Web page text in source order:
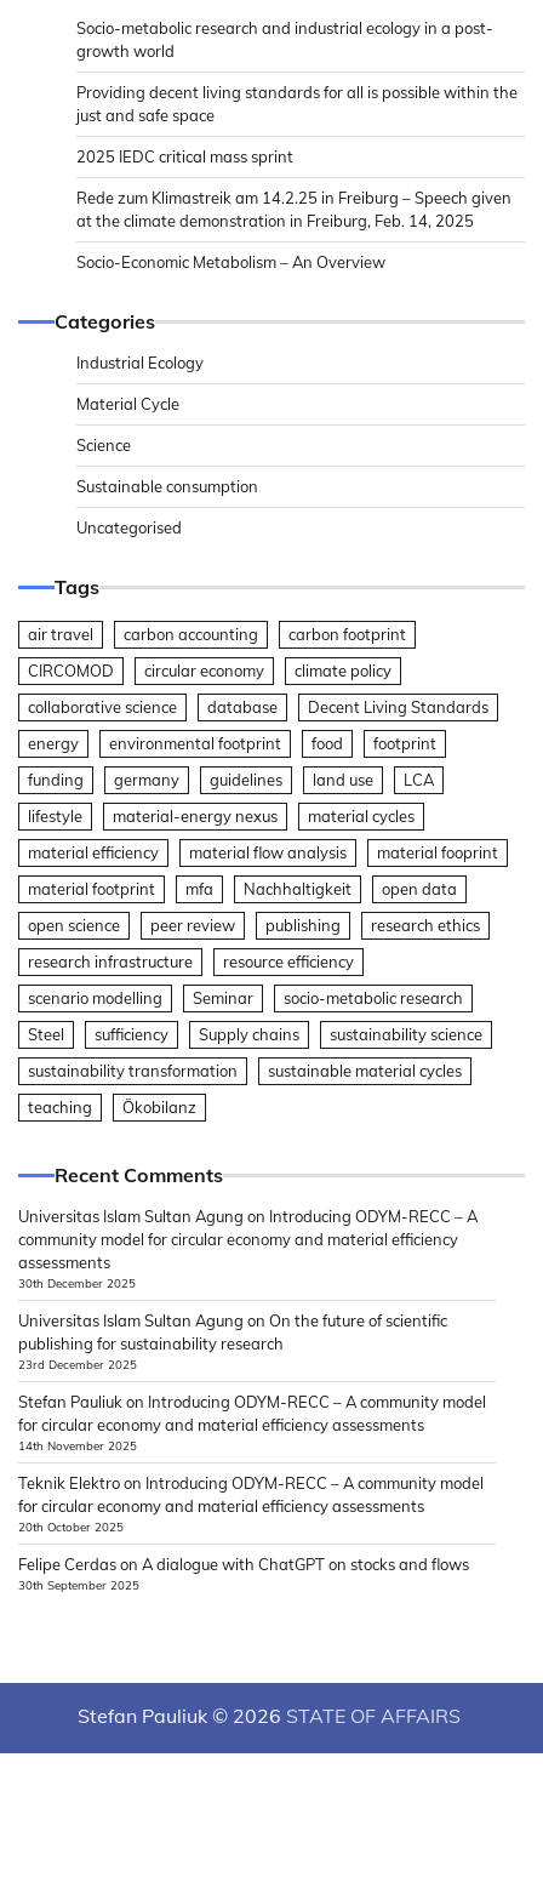
Socio-metabolic research and industrial ecology in a post-
growth world
Providing decent living standards for all is possible within the
just and safe space
2025 IEDC critical mass sprint
Rede zum Klimastreik am 14.2.25 in Freiburg – Speech given
at the climate demonstration in Freiburg, Feb. 14, 2025
Socio-Economic Metabolism – An Overview
Categories
Industrial Ecology
Material Cycle
Science
Sustainable consumption
Uncategorised
Tags
air travel carbon accounting
carbon footprint
CIRCOMOD
circular economy
climate policy
collaborative science
database
Decent Living Standards
energy
environmental footprint food
footprint
funding
germany guidelines land use
LCA
lifestyle
material-energy nexus
material cycles
material efficiency
material flow analysis
material fooprint
material footprint
mfa Nachhaltigkeit
open data
open science
peer review publishing
research ethics
research infrastructure
resource efficiency
scenario modelling
Seminar
socio-metabolic research
Steel
sufficiency Supply chains
sustainability science
sustainability transformation
sustainable material cycles
teaching
Ökobilanz
Recent Comments
Universitas Islam Sultan Agung on Introducing ODYM-RECC – A
community model for circular economy and material efficiency
assessments
30th December 2025
Universitas Islam Sultan Agung on On the future of scientific
publishing for sustainability research
23rd December 2025
Stefan Pauliuk on Introducing ODYM-RECC – A community model
for circular economy and material efficiency assessments
14th November 2025
Teknik Elektroon Introducing ODYM-RECC – A community model
for circular economy and material efficiency assessments
20th October 2025
Felipe Cerdason A dialogue with ChatGPT on stocks and flows
30th September 2025
Stefan Pauliuk © 2026 STATE OF AFFAIRS